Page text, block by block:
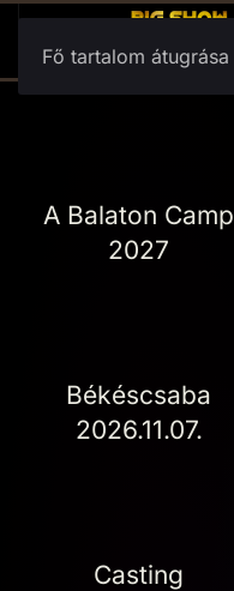
Fő tartalom átugrása
A Balaton Camp
2027
Békéscsaba
2026.11.07.
Casting